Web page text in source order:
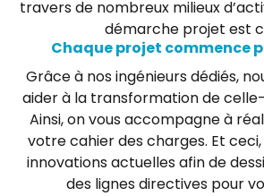
travers de nombreux milieux
démarche projet est
Chaque projet commence
Grâce à nos ingénieurs dédiés,
aider à la transformation de
Ainsi, on vous accompagne à
votre cahier des charges. Et
innovations actuelles afin de
des lignes directives pour